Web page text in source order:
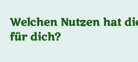
Welchen Nutzen hat
für dich?